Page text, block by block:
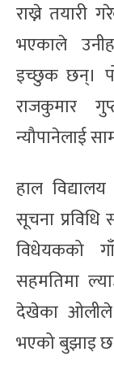
राख्ने तयारी
भएकाले
इच्छुक छन्।
राजकुमार
न्यौपानेलाई
हाल
सूचना प्रविधि
विधेयकको
सहमतिमा
देखेका ओलीले
भएको बुझाइ